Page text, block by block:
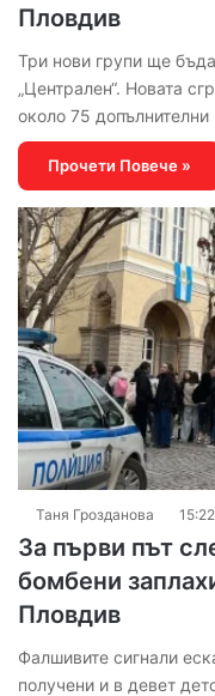
Пловдив
Три нови групи ще
„Централен“. Новата
около 75
Прочети Повече »
Таня Грозданова
За първи път
бомбени
Пловдив
Фалшивите сигнали
получени и в девет